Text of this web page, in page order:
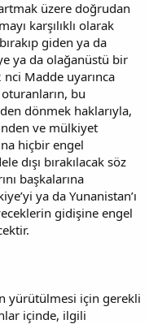
üzere doğrudan
karşılıklı olarak
giden ya da
ya da olağanüstü bir
Madde uyarınca
oturanların, bu
dönmek haklarıyla,
ve mülkiyet
hiçbir engel
dışı bırakılacak söz
başkalarına
ya da Yunanistan’ı
gidişine engel
yürütülmesi için gerekli
içinde, ilgili